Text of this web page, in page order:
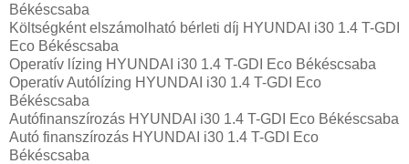
Békéscsaba
Költségként elszámolható bérleti díj HYUNDAI i30 1.4 T-GDI
Eco Békéscsaba
Operatív lízing HYUNDAI i30 1.4 T-GDI Eco Békéscsaba
Operatív Autólízing HYUNDAI i30 1.4 T-GDI Eco
Békéscsaba
Autófinanszírozás HYUNDAI i30 1.4 T-GDI Eco Békéscsaba
Autó finanszírozás HYUNDAI i30 1.4 T-GDI Eco
Békéscsaba